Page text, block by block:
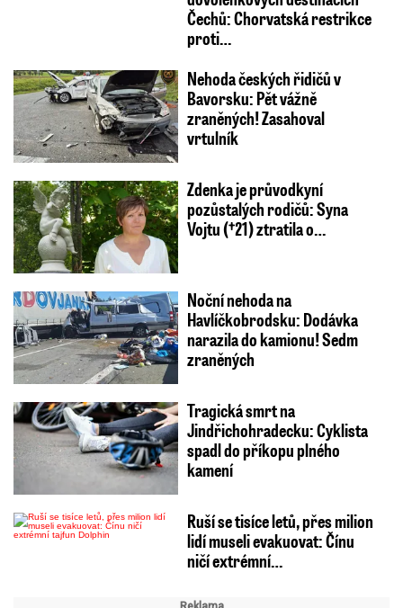
Čechů: Chorvatská restrikce
proti…
Nehoda českých řidičů v
Bavorsku: Pět vážně
zraněných! Zasahoval
vrtulník
Zdenka je průvodkyní
pozůstalých rodičů: Syna
Vojtu (†21) ztratila o…
Noční nehoda na
Havlíčkobrodsku: Dodávka
narazila do kamionu! Sedm
zraněných
Tragická smrt na
Jindřichohradecku: Cyklista
spadl do příkopu plného
kamení
Ruší se tisíce letů, přes milion
lidí museli evakuovat: Čínu
ničí extrémní…